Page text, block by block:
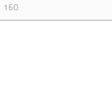
160